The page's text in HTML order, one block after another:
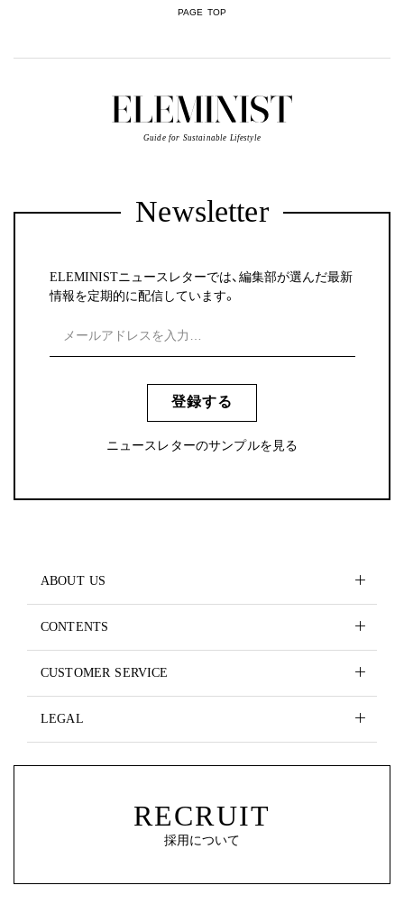
PAGE TOP
Guide for Sustainable Lifestyle
Newsletter
ELEMINISTニュースレターでは、編集部が選んだ最新
情報を定期的に配信しています。
登録する
ニュースレターのサンプルを見る
ABOUT US
CONTENTS
CUSTOMER SERVICE
LEGAL
RECRUIT
採用について